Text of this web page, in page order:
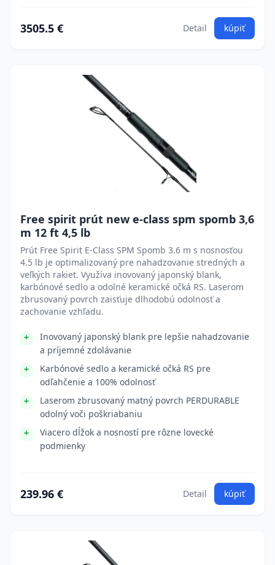
3505.5 € Detail kúpiť
Free spirit prút new e-class spm spomb 3,6
m 12 ft 4,5 lb
Prút Free Spirit E-Class SPM Spomb 3.6 m s nosnosťou
4.5 lb je optimalizovaný pre nahadzovanie stredných a
veľkých rakiet. Využíva inovovaný japonský blank,
karbónové sedlo a odolné keramické očká RS. Laserom
zbrusovaný povrch zaisťuje dlhodobú odolnosť a
zachovanie vzhľadu.
Inovovaný japonský blank pre lepšie nahadzovanie
a príjemné zdolávanie
Karbónové sedlo a keramické očká RS pre
odľahčenie a 100% odolnosť
Laserom zbrusovaný matný povrch PERDURABLE
odolný voči poškriabaniu
Viacero dĺžok a nosností pre rôzne lovecké
podmienky
239.96 € Detail kúpiť